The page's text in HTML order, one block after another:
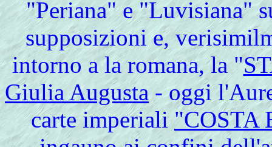
"Periana" e "Luvisiana"
supposizioni e,
intorno alaromana, la "
Giulia Augusta- oggi
carte imperiali"COSTA